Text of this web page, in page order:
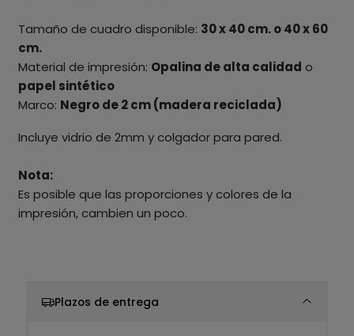
Tamaño de cuadro disponible: 30 x 40 cm. o 40 x 60
cm.
Material de impresión: Opalina de alta calidad o
papel sintético
Marco: Negro de 2 cm (madera reciclada)
Incluye vidrio de 2mm y colgador para pared.
Nota:
Es posible que las proporciones y colores de la
impresión, cambien un poco.
Plazos de entrega